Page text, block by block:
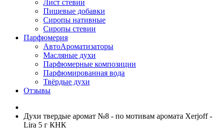
Лист стевии
Пищевые добавки
Сиропы нативные
Сиропы стевии
Парфюмерия
АвтоАроматизаторы
Масляные духи
Парфюмерные композиции
Парфюмированная вода
Твёрдые духи
Отзывы
Духи твердые аромат №8 - по мотивам аромата Xerjoff -
Lira 5 г КНК